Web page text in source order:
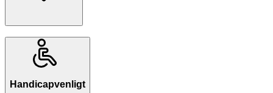
Handicapvenligt